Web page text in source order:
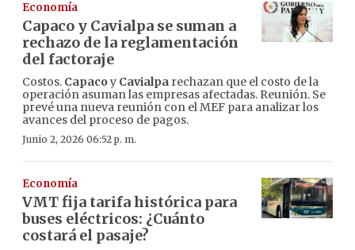
Economía
Capaco y Cavialpa se suman a
rechazo de la reglamentación
del factoraje
Costos. Capaco y Cavialpa rechazan que el costo de la
operación asuman las empresas afectadas. Reunión. Se
prevé una nueva reunión con el MEF para analizar los
avances del proceso de pagos.
Junio 2, 2026 06:52 p. m.
Economía
VMT fija tarifa histórica para
buses eléctricos: ¿Cuánto
costará el pasaje?